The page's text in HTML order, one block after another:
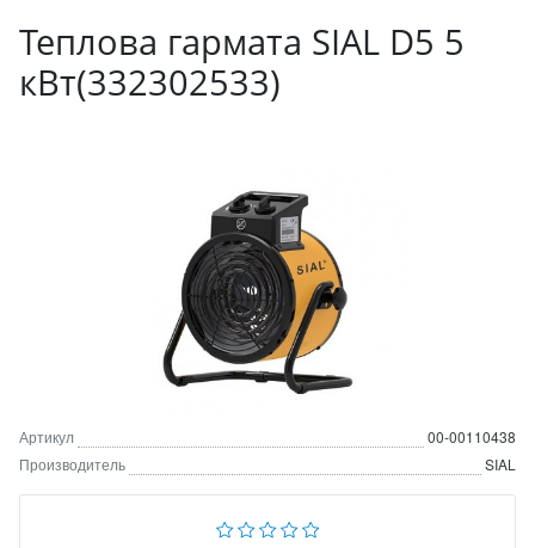
Теплова гармата SIAL D5 5
кВт(332302533)
Артикул
00-00110438
Производитель
SIAL